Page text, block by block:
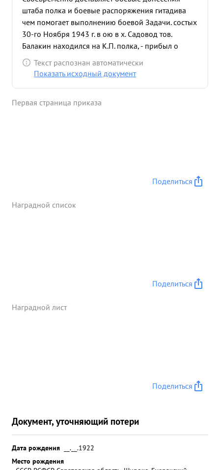
штаба полка и боевые распоряжения гитадива
чем помогает выполнению боевой Задачи. состых
30-го Ноября 1943 г. в ою в х. Садовод тов.
Балакин находился на К.П. полка, - прибыл о
боевым распоряжением). и в это время противник
при едпринял контроатаку до роты немецких а в
се телефонисто находящихся На К.П. р
Текст распознан автоматически
Показать исходный документ
Первая страница приказа
Поделиться
Наградной список
Поделиться
Наградной лист
Поделиться
Документ, уточняющий потери
Дата рождения
__.__.1922
Место рождения